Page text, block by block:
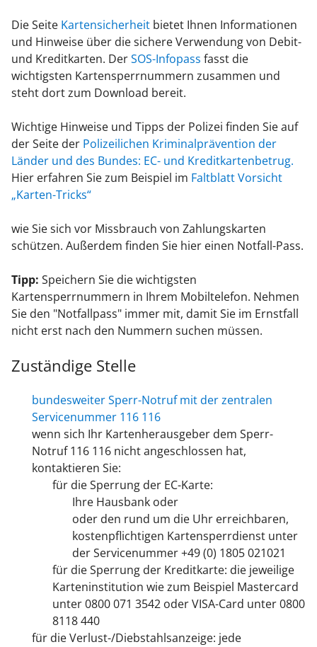
Die Seite Kartensicherheit bietet Ihnen Informationen
und Hinweise über die sichere Verwendung von Debit-
und Kreditkarten. DerSOS-Infopass fasst die
wichtigsten Kartensperrnummern zusammen und
steht dort zum Download bereit.
Wichtige Hinweise und Tipps der Polizei finden Sie auf
der Seite der Polizeilichen Kriminalprävention der
Länder und des Bundes: EC- und Kreditkartenbetrug.
Hier erfahren Sie zum Beispiel im Faltblatt Vorsicht
„Karten-Tricks“
wie Sie sich vor Missbrauch von Zahlungskarten
schützen. Außerdem finden Sie hier einen Notfall-Pass.
Tipp: Speichern Sie die wichtigsten
Kartensperrnummern in Ihrem Mobiltelefon. Nehmen
Sie den "Notfallpass" immer mit, damit Sie im Ernstfall
nicht erst nach den Nummern suchen müssen.
Zuständige Stelle
bundesweiter Sperr-Notruf mit der zentralen
Servicenummer 116 116
wenn sich Ihr Kartenherausgeber dem Sperr-
Notruf 116 116 nicht angeschlossen hat,
kontaktieren Sie:
für die Sperrung der EC-Karte:
Ihre Hausbank oder
oder den rund um die Uhr erreichbaren,
kostenpflichtigen Kartensperrdienst unter
der Servicenummer +49 (0) 1805 021021
für die Sperrung der Kreditkarte: die jeweilige
Karteninstitution wie zum Beispiel Mastercard
unter 0800 071 3542 oder VISA-Card unter 0800
8118 440
für die Verlust-/Diebstahlsanzeige: jede